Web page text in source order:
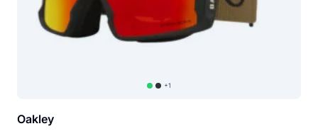
+1
Oakley